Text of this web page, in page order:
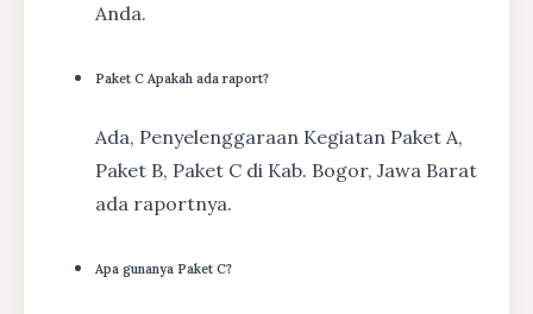
Anda.
Paket C Apakah ada raport?
Ada, Penyelenggaraan Kegiatan Paket A,
Paket B, Paket C di Kab. Bogor, Jawa Barat
ada raportnya.
Apa gunanya Paket C?